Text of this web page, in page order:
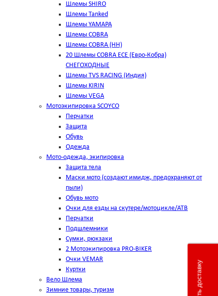
Шлемы SHIRO
Шлемы Tanked
Шлемы YAMAPA
Шлемы COBRA
Шлемы COBRA (HH)
20 Шлемы COBRA ECE (Евро-Кобра)
СНЕГОХОДНЫЕ
Шлемы TVS RACING (Индия)
Шлемы KIRIN
Шлемы VEGA
Мотоэкипировка SCOYCO
Перчатки
Защита
Обувь
Одежда
Мото-одежда, экипировка
Защита тела
Маски мото (создают имидж, предохраняют от
пыли)
Обувь мото
Очки для езды на скутере/мотоцикле/АТВ
Перчатки
Подшлемники
Сумки, рюкзаки
2 Мотоэкипировка PRO-BIKER
Очки VEMAR
Куртки
Вело Шлема
Зимние товары, туризм